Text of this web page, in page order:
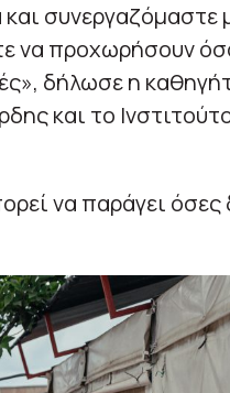
συνεργαζόμαστε
να προχωρήσουν
δήλωσε η
και το
να παράγει όσες